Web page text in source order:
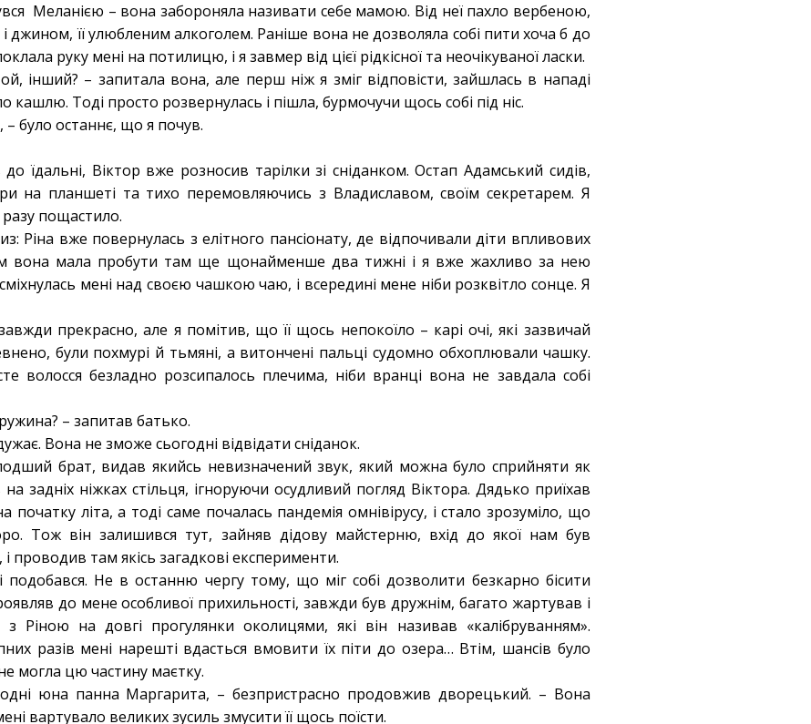
Меланією – вона забороняла називати себе мамою. Від неї пахло вербеною,
джином, її улюбленим алкоголем. Раніше вона не дозволяла собі пити хоча б до
руку мені на потилицю, і я завмер від цієї рідкісної та неочікуваної ласки.
інший? – запитала вона, але перш ніж я зміг відповісти, зайшлась в нападі
кашлю. Тоді просто розвернулась і пішла, бурмочучи щось собі під ніс.
– було останнє, що я почув.
їдальні, Віктор вже розносив тарілки зі сніданком. Остап Адамський сидів,
на планшеті та тихо перемовляючись з Владиславом, своїм секретарем. Я
разу пощастило.
Ріна вже повернулась з елітного пансіонату, де відпочивали діти впливових
вона мала пробути там ще щонайменше два тижні і я вже жахливо за нею
мені над своєю чашкою чаю, і всередині мене ніби розквітло сонце. Я
прекрасно, але я помітив, що її щось непокоїло – карі очі, які зазвичай
були похмурі й тьмяні, а витончені пальці судомно обхоплювали чашку.
волосся безладно розсипалось плечима, ніби вранці вона не завдала собі
– запитав батько.
Вона не зможе сьогодні відвідати сніданок.
брат, видав якийсь невизначений звук, який можна було сприйняти як
задніх ніжках стільця, ігноруючи осудливий погляд Віктора. Дядько приїхав
літа, а тоді саме почалась пандемія омнівірусу, і стало зрозуміло, що
Тож він залишився тут, зайняв дідову майстерню, вхід до якої нам був
проводив там якісь загадкові експерименти.
Не в останню чергу тому, що міг собі дозволити безкарно бісити
до мене особливої прихильності, завжди був дружнім, багато жартував і
Ріною на довгі прогулянки околицями, які він називав «калібруванням».
разів мені нарешті вдасться вмовити їх піти до озера… Втім, шансів було
могла цю частину маєтку.
юна панна Маргарита, – безпристрасно продовжив дворецький. – Вона
вартувало великих зусиль змусити її щось поїсти.